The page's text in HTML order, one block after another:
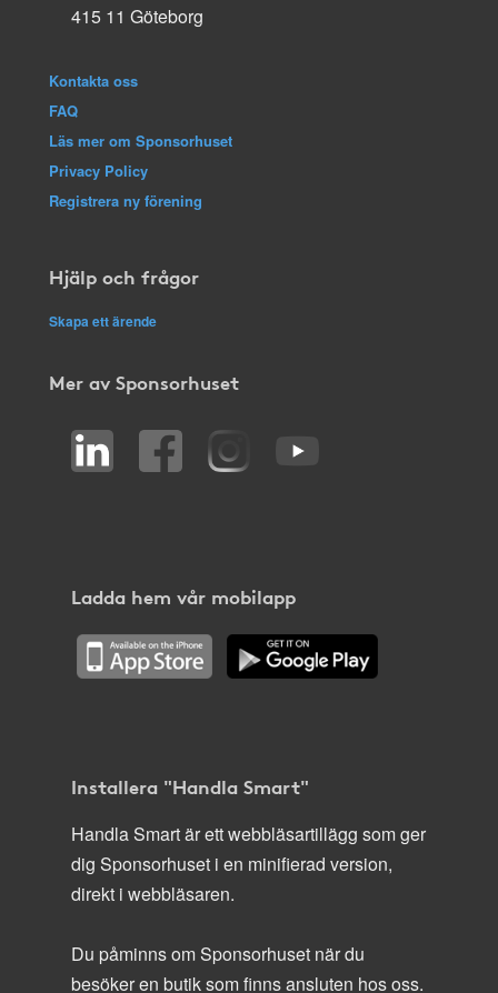
415 11 Göteborg
Kontakta oss
FAQ
Läs mer om Sponsorhuset
Privacy Policy
Registrera ny förening
Hjälp och frågor
Skapa ett ärende
Mer av Sponsorhuset
Ladda hem vår mobilapp
Installera "Handla Smart"
Handla Smart är ett webbläsartillägg som ger
dig Sponsorhuset i en minifierad version,
direkt i webbläsaren.
Du påminns om Sponsorhuset när du
besöker en butik som finns ansluten hos oss.